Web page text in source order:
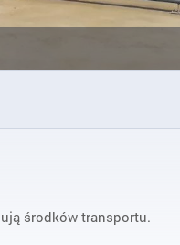
środków transportu.